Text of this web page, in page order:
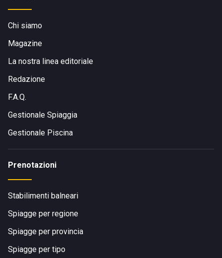
Chi siamo
Magazine
La nostra linea editoriale
Redazione
F.A.Q.
Gestionale Spiaggia
Gestionale Piscina
Prenotazioni
Stabilimenti balneari
Spiagge per regione
Spiagge per provincia
Spiagge per tipo